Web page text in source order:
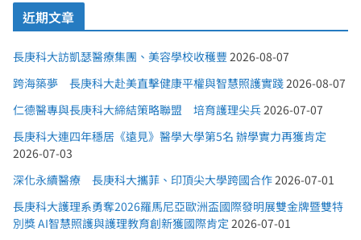
近期文章
長庚科大訪凱瑟醫療集團、美容學校收穫豐 2026-08-07
跨海築夢 長庚科大赴美直擊健康平權與智慧照護實踐 2026-08-07
仁德醫專與長庚科大締結策略聯盟 培育護理尖兵 2026-07-07
長庚科大連四年穩居《遠見》醫學大學第5名 辦學實力再獲肯定
2026-07-03
深化永續醫療 長庚科大攜菲、印頂尖大學跨國合作 2026-07-01
長庚科大護理系勇奪2026羅馬尼亞歐洲盃國際發明展雙金牌暨雙特
別獎 AI智慧照護與護理教育創新獲國際肯定 2026-07-01